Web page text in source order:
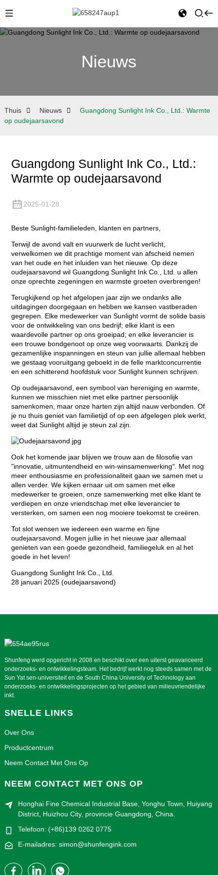
Nieuws
Thuis Nieuws
Guangdong Sunlight Ink Co., Ltd.: Warmte
op oudejaarsavond
Guangdong Sunlight Ink Co., Ltd.:
Warmte op oudejaarsavond
2025-01-28
Beste Sunlight-familieleden, klanten en partners,
Terwijl de avond valt en vuurwerk de lucht verlicht,
verwelkomen we dit prachtige moment van afscheid nemen
van het oude en het inluiden van het nieuwe. Op deze
oudejaarsavond wil Guangdong Sunlight Ink Co., Ltd. u allen
onze oprechte zegeningen en warmste groeten overbrengen!
Terugkijkend op het afgelopen jaar zijn we ondanks alle
uitdagingen doorgegaan en hebben we kansen vastberaden
gegrepen. Elke medewerker van Sunlight vormt de solide basis
voor de ontwikkeling van ons bedrijf; elke klant is een
waardevolle partner op ons groeipad; en elke leverancier is
een trouwe bondgenoot op onze weg voorwaarts. Dankzij de
gezamenlijke inspanningen en steun van jullie allemaal hebben
we gestaag vooruitgang geboekt in de felle marktconcurrentie
en een schitterend hoofdstuk voor Sunlight kunnen schrijven.
Op oudejaarsavond, een symbool van hereniging en warmte,
kunnen we misschien niet met elke partner persoonlijk
samenkomen, maar onze harten zijn altijd nauw verbonden. Of
je nu thuis geniet van familietijd of op een afgelegen plek werkt,
weet dat Sunlight altijd je steun zal zijn.
Ook het komende jaar blijven we trouw aan de filosofie van
"innovatie, uitmuntendheid en win-winsamenwerking". Met nog
meer enthousiasme en professionaliteit gaan we samen met u
allen verder. We kijken ernaar uit om samen met elke
medewerker te groeien, onze samenwerking met elke klant te
verdiepen en onze vriendschap met elke leverancier te
versterken, om samen een nog mooiere toekomst te creëren.
Tot slot wensen we iedereen een warme en fijne
oudejaarsavond. Mogen jullie in het nieuwe jaar allemaal
genieten van een goede gezondheid, familiegeluk en al het
goede in het leven!
Guangdong Sunlight Ink Co., Ltd.
28 januari 2025 (oudejaarsavond)
Shunfeng werd opgericht in 2008 en beschikt over een uiterst geavanceerd
onderzoeks- en ontwikkelingsteam. Het bedrijf werkt nog steeds samen met de
Sun Yat sen-universiteit en de South China University of Technology aan
onderzoeks- en ontwikkelingsprojecten op het gebied van milieuvriendelijke
inkt.
SNELLE LINKS
Over Ons
Productcentrum
Neem Contact Met Ons Op
NEEM CONTACT MET ONS OP
Honghai Fine Chemical Industrial Base, Yonghu Town, Huiyang
District, Huizhou City, provincie Guangdong, China.
Telefoon: (+86)139 0262 0775
E-mailadres: simon@shunfengink.com